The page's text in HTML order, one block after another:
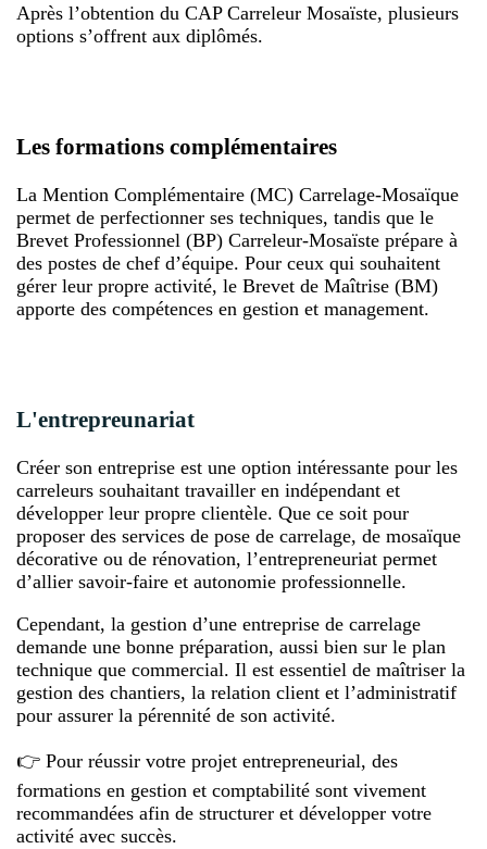
Après l’obtention du CAP Carreleur Mosaïste, plusieurs
options s’offrent aux diplômés.
Les formations complémentaires
La Mention Complémentaire (MC) Carrelage-Mosaïque
permet de perfectionner ses techniques, tandis que le
Brevet Professionnel (BP) Carreleur-Mosaïste prépare à
des postes de chef d’équipe. Pour ceux qui souhaitent
gérer leur propre activité, le Brevet de Maîtrise (BM)
apporte des compétences en gestion et management.
L'entrepreunariat
Créer son entreprise est une option intéressante pour les
carreleurs souhaitant travailler en indépendant et
développer leur propre clientèle. Que ce soit pour
proposer des services de pose de carrelage, de mosaïque
décorative ou de rénovation, l’entrepreneuriat permet
d’allier savoir-faire et autonomie professionnelle.
Cependant, la gestion d’une entreprise de carrelage
demande une bonne préparation, aussi bien sur le plan
technique que commercial. Il est essentiel de maîtriser la
gestion des chantiers, la relation client et l’administratif
pour assurer la pérennité de son activité.
👉 Pour réussir votre projet entrepreneurial, des
formations en gestion et comptabilité sont vivement
recommandées afin de structurer et développer votre
activité avec succès.